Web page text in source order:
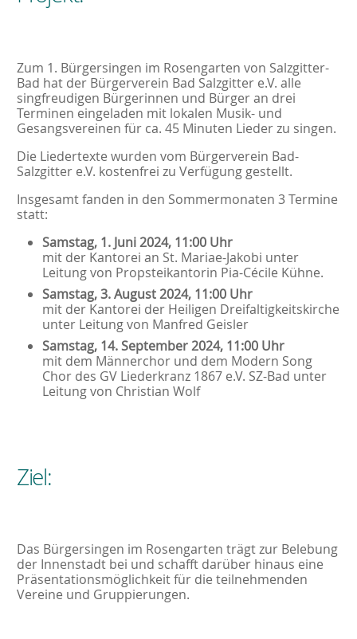
Zum 1. Bürgersingen im Rosengarten von Salzgitter-
Bad hat der Bürgerverein Bad Salzgitter e.V. alle
singfreudigen Bürgerinnen und Bürger an drei
Terminen eingeladen mit lokalen Musik- und
Gesangsvereinen für ca. 45 Minuten Lieder zu singen.
Die Liedertexte wurden vom Bürgerverein Bad-
Salzgitter e.V. kostenfrei zu Verfügung gestellt.
Insgesamt fanden in den Sommermonaten 3 Termine
statt:
Samstag, 1. Juni 2024, 11:00 Uhr
mit der Kantorei an St. Mariae-Jakobi unter
Leitung von Propsteikantorin Pia-Cécile Kühne.
Samstag, 3. August 2024, 11:00 Uhr
mit der Kantorei der Heiligen Dreifaltigkeitskirche
unter Leitung von Manfred Geisler
Samstag, 14. September 2024, 11:00 Uhr
mit dem Männerchor und dem Modern Song
Chor des GV Liederkranz 1867 e.V. SZ-Bad unter
Leitung von Christian Wolf
Ziel:
Das Bürgersingen im Rosengarten trägt zur Belebung
der Innenstadt bei und schafft darüber hinaus eine
Präsentationsmöglichkeit für die teilnehmenden
Vereine und Gruppierungen.